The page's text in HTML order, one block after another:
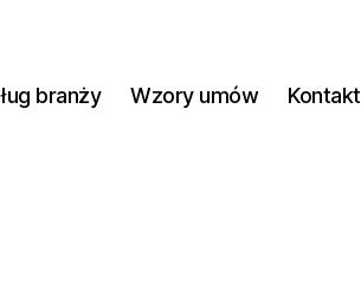
branży Wzory umów Kontakt